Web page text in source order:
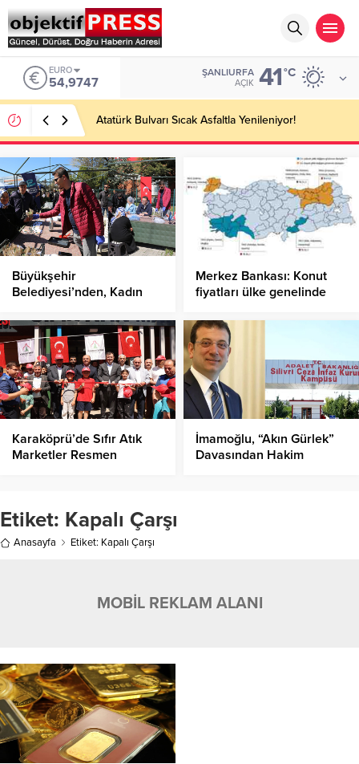
EURO
54,9747
ŞANLIURFA
AÇIK 41°C
Atatürk Bulvarı Sıcak Asfaltla Yenileniyor!
Büyükşehir
Belediyesi’nden, Kadın
Merkez Bankası: Konut
fiyatları ülke genelinde
İstanbul’da yüzde 23.3
yükseldi
Karaköprü’de Sıfır Atık
Marketler Resmen
İmamoğlu, “Akın Gürlek”
Davasından Hakim
Etiket: Kapalı Çarşı
Anasayfa Etiket: Kapalı Çarşı
MOBİL REKLAM ALANI